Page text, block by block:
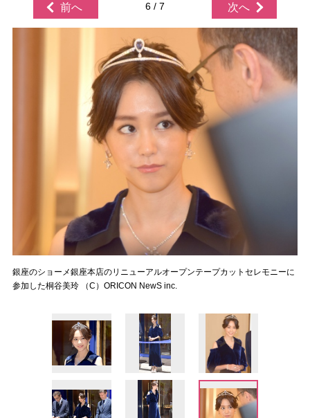
前へ 6 / 7 次へ
銀座のショーメ銀座本店のリニューアルオープンテープカットセレモニーに
参加した桐谷美玲 （C）ORICON NewS inc.